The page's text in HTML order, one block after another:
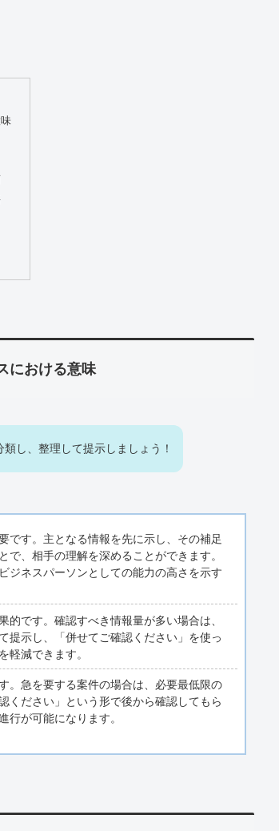
における意味
し、整理して提示しましょう！
です。主となる情報を先に示し、その補足
、相手の理解を深めることができます。
ジネスパーソンとしての能力の高さを示す
です。確認すべき情報量が多い場合は、
提示し、「併せてご確認ください」を使っ
軽減できます。
。急を要する案件の場合は、必要最低限の
ください」という形で後から確認してもら
行が可能になります。